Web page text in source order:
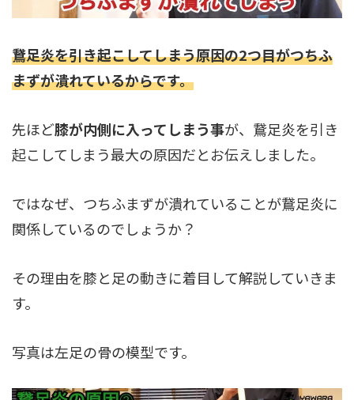
鵞足炎を引き起こしてしまう原因の2つ目がつちふ
まずが潰れているからです。
先ほど膝が内側に入ってしまう事が、鵞足炎を引き
起こしてしまう最大の原因だとお伝えしました。
ではなぜ、つちふまずが潰れていることが鵞足炎に
関係しているのでしょうか？
その理由を膝と足の動きに着目して解説していきま
す。
写真は左足の骨の模型です。